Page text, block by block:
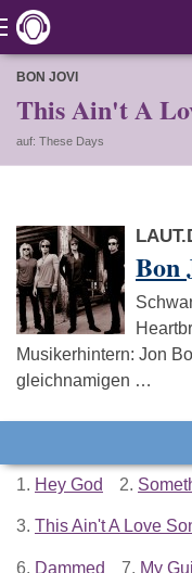
BON JOVI
This Ain't A
auf: These Days
Bon
Musikerhintern: Jon
gleichnamigen …
1. Hey God 2.
3. This Ain't A Love
6. Dammed 7. My